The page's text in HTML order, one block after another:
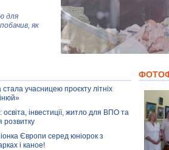
для
як
та тварин
бізнес-
області
стала учасницею проєкту літніх
освіта, інвестиції, житло для ВПО та
розвитку
Європи серед юніорок з
і каное!